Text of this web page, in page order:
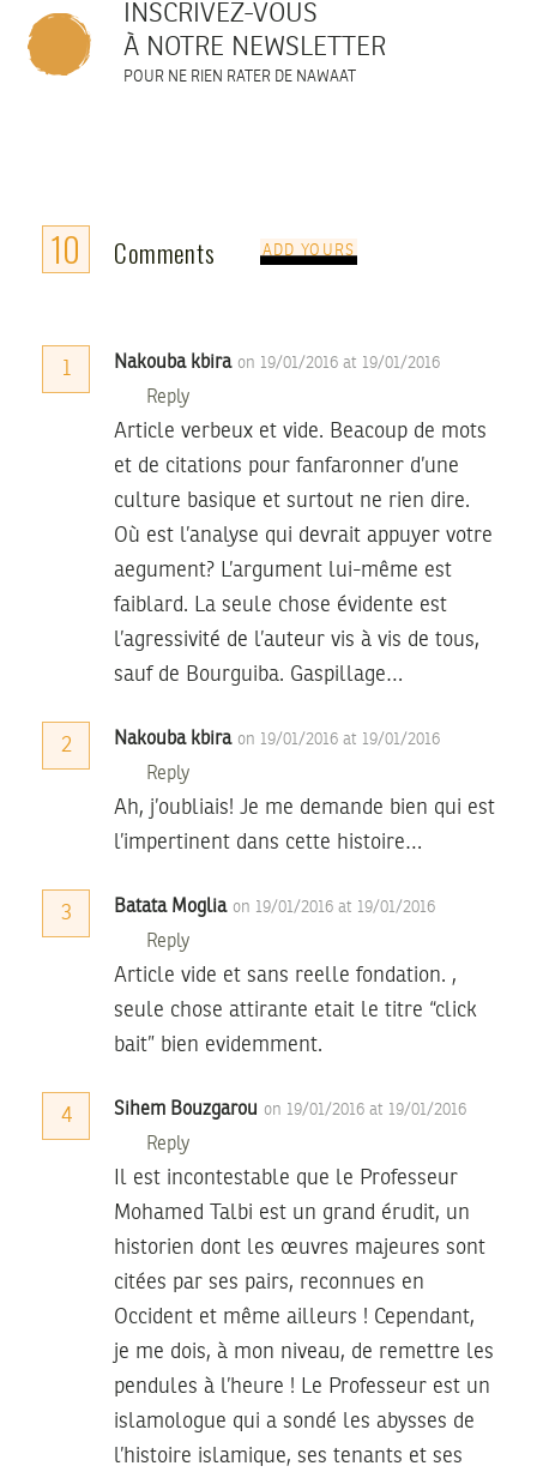
INSCRIVEZ-VOUS
À NOTRE NEWSLETTER
POUR NE RIEN RATER DE NAWAAT
10 Comments ADD YOURS
1 Nakouba kbira on 19/01/2016 at 19/01/2016
Reply
Article verbeux et vide. Beacoup de mots
et de citations pour fanfaronner d’une
culture basique et surtout ne rien dire.
Où est l’analyse qui devrait appuyer votre
aegument? L’argument lui-même est
faiblard. La seule chose évidente est
l’agressivité de l’auteur vis à vis de tous,
sauf de Bourguiba. Gaspillage…
2 Nakouba kbira on 19/01/2016 at 19/01/2016
Reply
Ah, j’oubliais! Je me demande bien qui est
l’impertinent dans cette histoire…
3 Batata Moglia on 19/01/2016 at 19/01/2016
Reply
Article vide et sans reelle fondation. ,
seule chose attirante etait le titre “click
bait” bien evidemment.
4 Sihem Bouzgarou on 19/01/2016 at 19/01/2016
Reply
Il est incontestable que le Professeur
Mohamed Talbi est un grand érudit, un
historien dont les œuvres majeures sont
citées par ses pairs, reconnues en
Occident et même ailleurs ! Cependant,
je me dois, à mon niveau, de remettre les
pendules à l’heure ! Le Professeur est un
islamologue qui a sondé les abysses de
l’histoire islamique, ses tenants et ses